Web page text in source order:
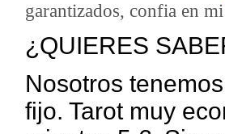
garantizados, confia en
¿QUIERES
Nosotros
fijo. Tarot muy